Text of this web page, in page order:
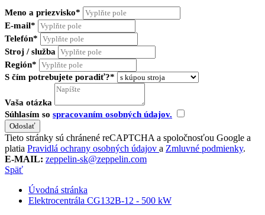
Meno a priezvisko*
E-mail*
Telefón*
Stroj / služba
Región*
S čím potrebujete poradiť?*
Vaša otázka
Súhlasím so spracovaním osobných údajov.
Tieto stránky sú chránené reCAPTCHA a spoločnosťou Google a
platia Pravidlá ochrany osobných údajov a Zmluvné podmienky.
E-MAIL: zeppelin-sk@zeppelin.com
Späť
Úvodná stránka
Elektrocentrála CG132B-12 - 500 kW